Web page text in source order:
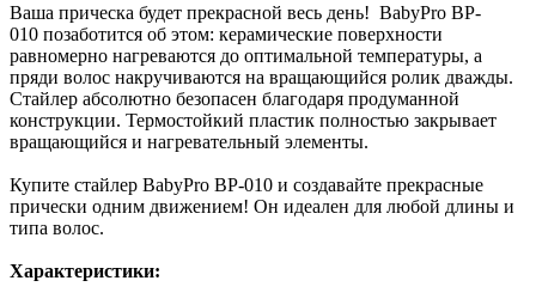
Ваша прическа будет прекрасной весь день! BabyPro BP-
010 позаботится об этом: керамические поверхности
равномерно нагреваются до оптимальной температуры, а
пряди волос накручиваются на вращающийся ролик дважды.
Стайлер абсолютно безопасен благодаря продуманной
конструкции. Термостойкий пластик полностью закрывает
вращающийся и нагревательный элементы.
Купите стайлер BabyPro BP-010 и создавайте прекрасные
прически одним движением! Он идеален для любой длины и
типа волос.
Характеристики: